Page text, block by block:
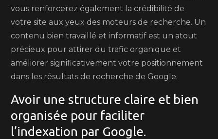
vous renforcerez également la crédibilité de
votre site aux yeux des moteurs de recherche. Un
contenu bien travaillé et informatif est un atout
précieux pour attirer du trafic organique et
améliorer significativement votre positionnement
dans les résultats de recherche de Google.
Avoir une structure claire et bien
organisée pour faciliter
l’indexation par Google.